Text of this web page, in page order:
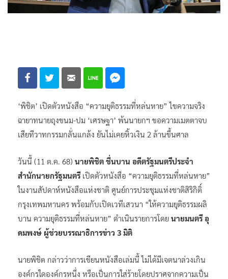
‘พิชิต’ เปิดตัวหนังสือ “ความยุติธรรมที่หล่นหาย” ไขความจริง
ฉายาทนายถุงขนม-ปม ‘เศรษฐา’ พ้นนายกฯ ขอความเมตตาจบ
เสียทีวาทกรรมกลั่นแกล้ง ยันไม่เคยหิ้วเงิน 2 ล้านขึ้นศาล
วันนี้ (11 ต.ค. 68) นายพิชิต ชื่นบาน อดีตรัฐมนตรีประจำ
สำนักนายกรัฐมนตรี เปิดตัวหนังสือ “ความยุติธรรมที่หล่นหาย”
ในงานสัปดาห์หนังสือแห่งชาติ ศูนย์การประชุมแห่งชาติสิริกิติ์
กรุงเทพมหานคร พร้อมกับเปิดเวทีเสวนา “ให้ความยุติธรรมผลิ
บาน ความยุติธรรมที่หล่นหาย” ดำเนินรายการโดย นายมนตรี อุ
ดมพงษ์ ผู้ช่วยบรรณาธิการข่าว 3 มิติ
นายพิชิต กล่าวว่าการเขียนหนังสือเล่มนี้ ไม่ได้มีเจตนาล่วงเกิน
องค์กรใดองค์กรหนึ่ง หรือเป็นการใส่ร้ายโดยปราศจากความเป็น